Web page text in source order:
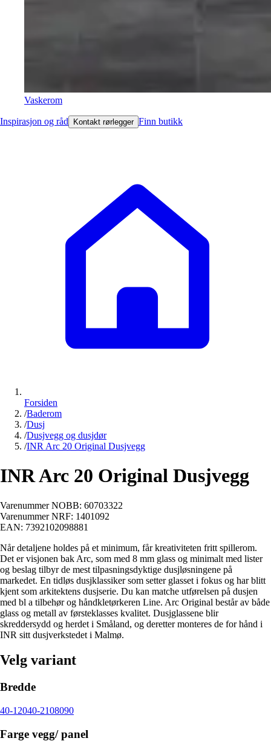
Vaskerom
Inspirasjon og råd Kontakt rørlegger Finn butikk
Forsiden
/Baderom
/Dusj
/Dusjvegg og dusjdør
/INR Arc 20 Original Dusjvegg
INR Arc 20 Original Dusjvegg
Varenummer NOBB: 60703322
Varenummer NRF: 1401092
EAN: 7392102098881
Når detaljene holdes på et minimum, får kreativiteten fritt spillerom.
Det er visjonen bak Arc, som med 8 mm glass og minimalt med lister
og beslag tilbyr de mest tilpasningsdyktige dusjløsningene på
markedet. En tidløs dusjklassiker som setter glasset i fokus og har blitt
kjent som arkitektens dusjserie. Du kan matche utførelsen på dusjen
med bl a tilbehør og håndkletørkeren Line. Arc Original består av både
glass og metall av førsteklasses kvalitet. Dusjglassene blir
skreddersydd og herdet i Småland, og deretter monteres de for hånd i
INR sitt dusjverkstedet i Malmø.
Velg variant
Bredde
40-12040-2108090
Farge vegg/ panel